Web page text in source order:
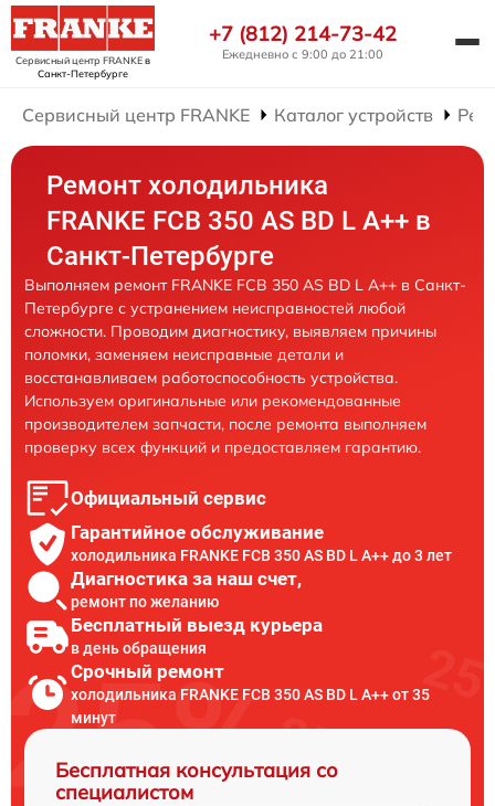
Сервисный центр FRANKEв
Санкт-Петербурге
+7 (812) 214-73-42
Ежедневно с 9:00 до 21:00
Сервисный центр FRANKE Каталог устройств
Ремонт холодильника
FRANKE FCB 350 AS BD L A++ в
Санкт-Петербурге
Выполняем ремонт FRANKE FCB 350 AS BD L A++ в Санкт-
Петербурге с устранением неисправностей любой
сложности. Проводим диагностику, выявляем причины
поломки, заменяем неисправные детали и
восстанавливаем работоспособность устройства.
Используем оригинальные или рекомендованные
производителем запчасти, после ремонта выполняем
проверку всех функций и предоставляем гарантию.
Официальный сервис
Гарантийное обслуживание
холодильника FRANKE FCB 350 AS BD L A++ до 3 лет
Диагностика за наш счет,
ремонт по желанию
Бесплатный выезд курьера
в день обращения
Срочный ремонт
холодильника FRANKE FCB 350 AS BD L A++ от 35
минут
Бесплатная консультация со
специалистом